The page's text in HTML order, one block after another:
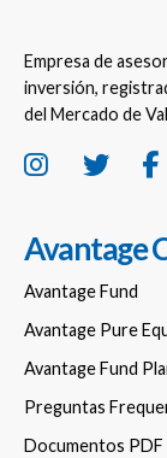
Empresa de
inversión,
del Mercado de
Avantage
Avantage Fund
Avantage Pure
Avantage Fund
Preguntas
Documentos PDF